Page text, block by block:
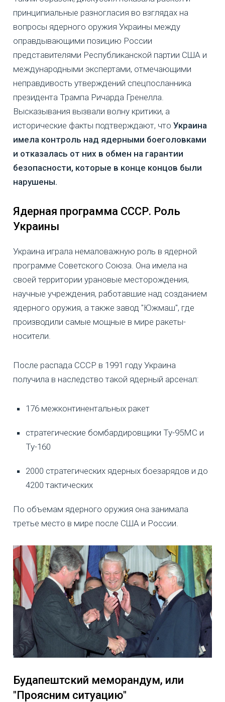
принципиальные разногласия во взглядах на
вопросы ядерного оружия Украины между
оправдывающими позицию России
представителями Республиканской партии США и
международными экспертами, отмечающими
неправдивость утверждений спецпосланника
президента Трампа Ричарда Гренелла.
Высказывания вызвали волну критики, а
исторические факты подтверждают, что Украина
имела контроль над ядерными боеголовками
и отказалась от них в обмен на гарантии
безопасности, которые в конце концов были
нарушены.
Ядерная программа СССР. Роль
Украины
Украина играла немаловажную роль в ядерной
программе Советского Союза. Она имела на
своей территории урановые месторождения,
научные учреждения, работавшие над созданием
ядерного оружия, а также завод "Южмаш", где
производили самые мощные в мире ракеты-
носители.
После распада СССР в 1991 году Украина
получила в наследство такой ядерный арсенал:
176 межконтинентальных ракет
стратегические бомбардировщики Ту-95МС и
Ту-160
2000 стратегических ядерных боезарядов и до
4200 тактических
По объемам ядерного оружия она занимала
третье место в мире после США и России.
Будапештский меморандум, или
"Проясним ситуацию"